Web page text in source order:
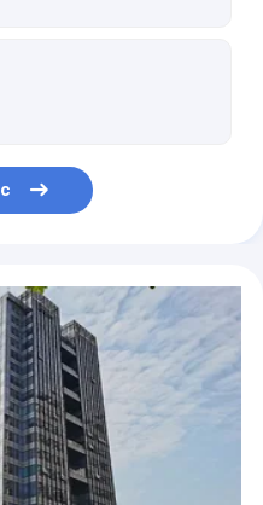
và bộ thu AV không dây 921600bps
NLOS Mobile Bi Directional
Quân sự 100W không dây
COFDM IP 921600bps OEM